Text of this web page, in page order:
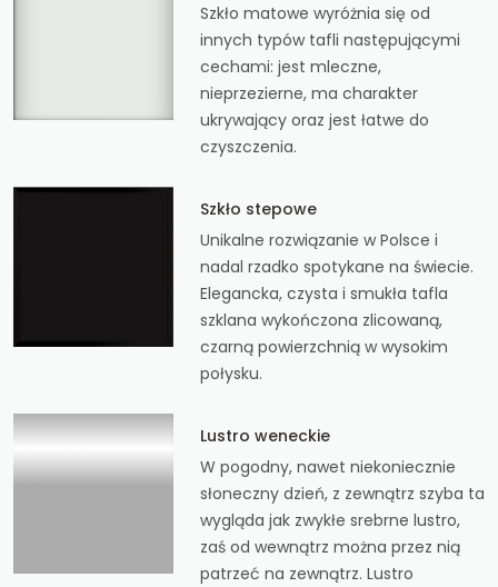
Szkło matowe wyróżnia się od
innych typów tafli następującymi
cechami: jest mleczne,
nieprzezierne, ma charakter
ukrywający oraz jest łatwe do
czyszczenia.
Szkło stepowe
Unikalne rozwiązanie w Polsce i
nadal rzadko spotykane na świecie.
Elegancka, czysta i smukła tafla
szklana wykończona zlicowaną,
czarną powierzchnią w wysokim
połysku.
Lustro weneckie
W pogodny, nawet niekoniecznie
słoneczny dzień, z zewnątrz szyba ta
wygląda jak zwykłe srebrne lustro,
zaś od wewnątrz można przez nią
patrzeć na zewnątrz. Lustro